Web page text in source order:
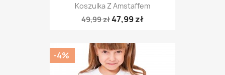
Koszulka Z Amstaffem
49,99 zł47,99 zł
-4%